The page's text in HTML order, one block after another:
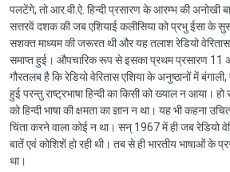
पलटेंगे, तो आर.वी.ऐ. हिन्दी प्रसारण के आरम्भ की अनोखी
सत्तरवें दशक की जब एशियाई कलीसिया को प्रभु ईसा के
सशक्त माध्यम की जरूरत थी और यह तलाश रेडियो वेरितास
समाप्त हुई। औपचारिक रूप से इसका प्रथम प्रसारण
गौरतलब है कि रेडियो वेरितास एशिया के अनुष्ठानों में
हुई परन्तु राष्ट्रभाषा हिन्दी का किसी को ख्याल न आया।
को हिन्दी भाषा की क्षमता का ज्ञान न था। यह भी कहना
चिंता करने वाला कोई न था। सन् 1967 में ही जब रेडियो
बातें एवं कोशिशें हो रही थी। तब से ही भारतीय भाषाओं के
था।